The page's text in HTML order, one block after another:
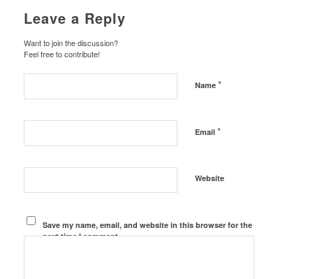
Leave a Reply
Want to join the discussion?
Feel free to contribute!
Name *
Email *
Website
Save my name, email, and website in this browser for the
next time I comment.